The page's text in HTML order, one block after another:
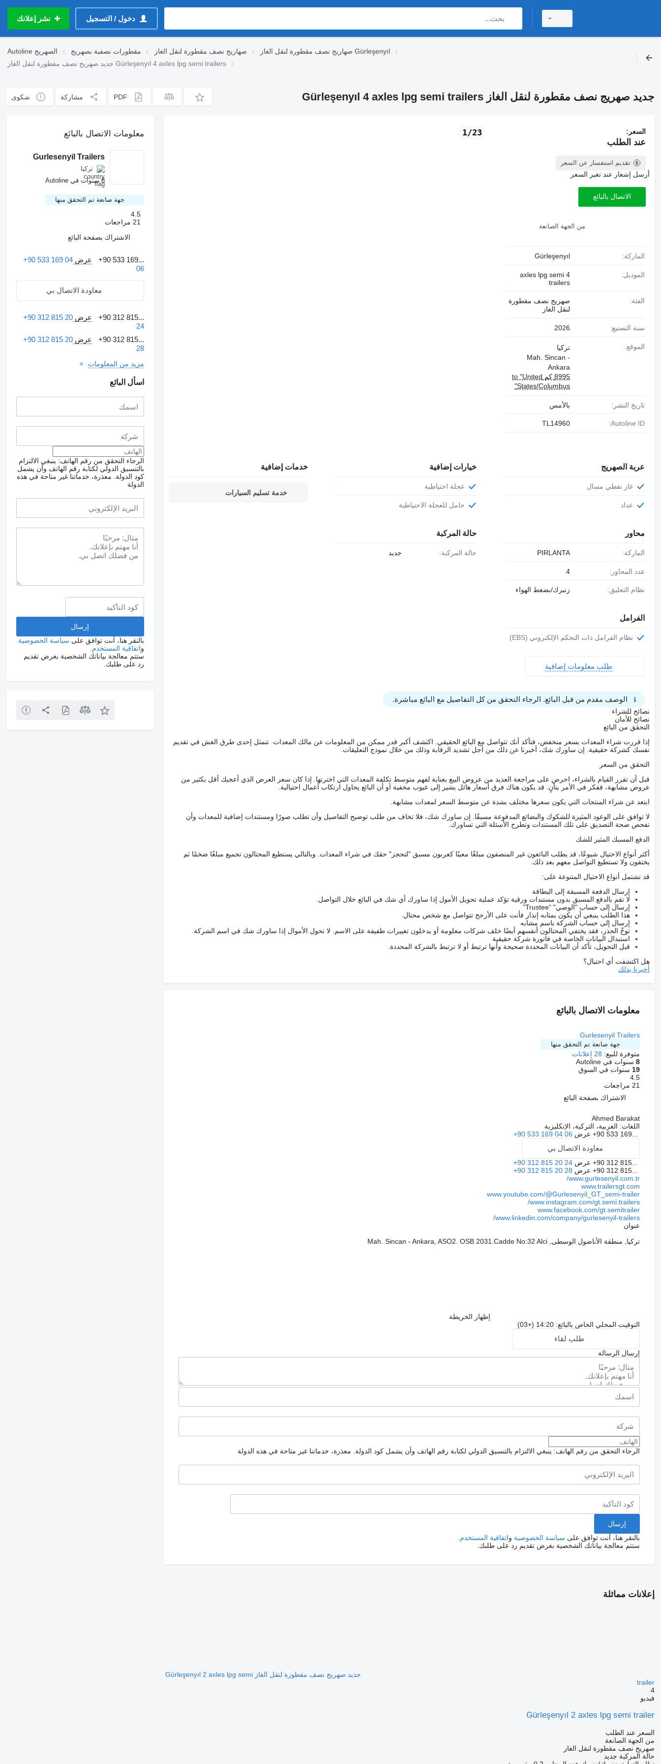
دخول / التسجيل نشر إعلانك
Autoline الصهريج مقطورات نصفية بصهريج صهاريج نصف مقطورة لنقل الغاز
صهاريج نصف مقطورة لنقل الغاز Gürleşenyıl
جديد صهريج نصف مقطورة لنقل الغاز Gürleşenyıl 4 axles lpg semi trailers
جديد صهريج نصف مقطورة لنقل الغاز Gürleşenyıl 4 axles lpg semi trailers PDF مشاركة شكوى
1/23 السعر:
عند الطلب
تقديم استفسار عن السعر
أرسل إشعار عند تغير السعر
الاتصال بالبائع
من الجهة الصانعة
الماركة: Gürleşenyıl
الموديل:
4 axles lpg semi
trailers
الفئة:
صهريج نصف مقطورة
لنقل الغاز
سنة التصنيع: 2026
الموقع:
تركيا
Mah. Sincan -
Ankara
8995 كم to "United
States/Columbus"
تاريخ النشر: بالأمس
Autoline ID:
TL14960
عربة الصهريج
غاز نفطي مسال
عداد
محاور
الماركة: PIRLANTA
عدد المحاور: 4
نظام التعليق: زنبرك/بضغط الهواء
الفرامل
نظام الفرامل ذات التحكم الإلكتروني (EBS)
خيارات إضافية
عجلة احتياطية
حامل للعجلة الاحتياطية
حالة المركبة
حالة المركبة: جديد
خدمات إضافية
خدمة تسليم السيارات
طلب معلومات إضافية
الوصف مقدم من قبل البائع. الرجاء التحقق من كل التفاصيل مع البائع مباشرة.
نصائح للشراء
نصائح للأمان
التحقق من البائع
إذا قررت شراء المعدات بسعر منخفض، فتأكد أنك تتواصل مع البائع الحقيقي. اكتشف أكبر قدر ممكن من المعلومات عن مالك المعدات. تتمثل إحدى طرق الغش في تقديم
نفسك كشركة حقيقية. إن ساورك شك، أخبرنا عن ذلك من أجل تشديد الرقابة وذلك من خلال نموذج التعليقات.
التحقق من السعر
قبل أن تقرر القيام بالشراء، احرص على مراجعة العديد من عروض البيع بعناية لفهم متوسط تكلفة المعدات التي اخترتها. إذا كان سعر العرض الذي أعجبك أقل بكثير من
عروض مشابهة، ففكر في الأمر بتأنٍ. قد يكون هناك فرق أسعار هائل يشير إلى عيوب مخفية أو أن البائع يحاول ارتكاب أعمال احتيالية.
ابتعد عن شراء المنتجات التي يكون سعرها مختلف بشدة عن متوسط السعر لمعدات مشابهة.
لا توافق على الوعود المثيرة للشكوك والبضائع المدفوعة مسبقًا. إن ساورك شك، فلا تخاف من طلب توضيح التفاصيل وأن تطلب صورًا ومستندات إضافية للمعدات وأن
تفحص صحة التصديق على تلك المستندات وتطرح الأسئلة التي تساورك.
الدفع المسبك المثير للشك
أكثر أنواع الاحتيال شيوعًا، قد يطلب البائعون غير المنصفون مبلغًا معينًا كعربون مسبق "لتحجز" حقك في شراء المعدات. وبالتالي يستطيع المحتالون تجميع مبلغًا ضخمًا ثم
يختفون ولا تستطيع التواصل معهم بعد ذلك.
قد تشتمل أنواع الاحتيال المتنوعة على:
إرسال الدفعة المسبقة إلى البطاقة
لا تقم بالدفع المسبق بدون مستندات ورقية تؤكد عملية تحويل الأمول إذا ساورك أي شك في البائع خلال التواصل.
إرسال إلى حساب "الوصي" “Trustee”
هذا الطلب ينبغي أن يكون بمثابه إنذار فأنت على الأرجح تتواصل مع شخص محتال.
إرسال إلى حساب الشركة باسم مشابه
توخّ الحذر، فقد يختفي المحتالون أنفسهم أيضًا خلف شركات معلومة أو يدخلون تغييرات طفيفة على الاسم. لا تحول الأموال إذا ساورك شك في اسم الشركة.
استبدال البيانات الخاصة في فاتورة شركة حقيقية
قبل التحويل، تأكد أن البيانات المحددة صحيحة وأنها ترتبط أو لا ترتبط بالشركة المحددة.
هل اكتشفت أي احتيال؟
أخبرنا بذلك
معلومات الاتصال بالبائع
Gurlesenyil Trailers
جهة صانعة تم التحقق منها
متوفرة للبيع: 28 إعلانات
8سنوات في Autoline
19 سنوات في السوق
4.5
21 مراجعات
الاشتراك بصفحة البائع
Ahmed Barakat
اللغات: العربية، التركية، الإنكليزية
+90 533 169... عرض +90 533 169 04 06
معاودة الاتصال بي
+90 312 815... عرض +90 312 815 20 24
+90 312 815... عرض +90 312 815 20 28
www.gurlesenyil.com.tr/
www.trailersgt.com
www.youtube.com/@Gurlesenyil_GT_semi-trailer
www.instagram.com/gt.semi.trailers/
www.facebook.com/gt.semitrailer
www.linkedin.com/company/gurlesenyil-trailers/
عنوان
تركيا, منطقة الأناضول الوسطى, Mah. Sincan - Ankara, ASO2. OSB 2031.Cadde No:32 Alci
إظهار الخريطة
التوقيت المحلي الخاص بالبائع: 14:20 (+03)
طلب لقاء
إرسال الرسالة
الرجاء التحقق من رقم الهاتف: ينبغي الالتزام بالتنسيق الدولي لكتابة رقم الهاتف وأن يشمل كود الدولة. معذرة، خدماتنا غير متاحة في هذه الدولة
بالنقر هنا، أنت توافق على سياسة الخصوصية واتفاقية المستخدم
ستتم معالجة بياناتك الشخصية بغرض تقديم رد على طلبك.
معلومات الاتصال بالبائع
Gurlesenyil Trailers
تركيا
8 سنوات في Autoline
جهة صانعة تم التحقق منها
4.5
21 مراجعات
الاشتراك بصفحة البائع
+90 533 169... عرض+90 533 169 04
06
معاودة الاتصال بي
+90 312 815... عرض+90 312 815 20
24
+90 312 815...
عرض+90 312 815 20
28
مزيد من المعلومات
اسأل البائع
الرجاء التحقق من رقم الهاتف: ينبغي الالتزام
بالتنسيق الدولي لكتابة رقم الهاتف وأن يشمل
كود الدولة.
معذرة، خدماتنا غير متاحة في هذه
الدولة
بالنقر هنا، أنت توافق على سياسة الخصوصية
واتفاقية المستخدم
ستتم معالجة بياناتك الشخصية بغرض تقديم
رد على طلبك.
إعلانات مماثلة
جديد صهريج نصف مقطورة لنقل الغاز Gürleşenyıl 2 axles lpg semi
trailer
4
فيديو
Gürleşenyıl 2 axles lpg semi trailer
السعر عند الطلب
من الجهة الصانعة
صهريج نصف مقطورة لنقل الغاز
حالة المركبة جديد